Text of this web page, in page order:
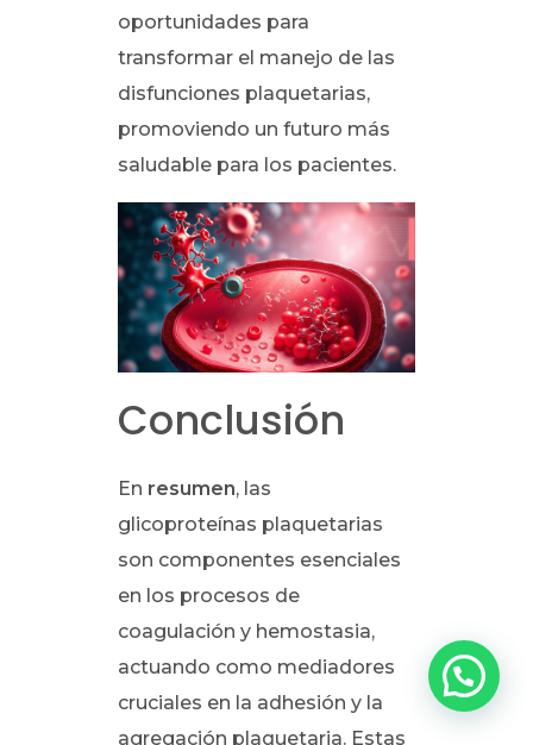
oportunidades para
transformar el manejo de las
disfunciones plaquetarias,
promoviendo un futuro más
saludable para los pacientes.
Conclusión
En resumen, las
glicoproteínas plaquetarias
son componentes esenciales
en los procesos de
coagulación y hemostasia,
actuando como mediadores
cruciales en la adhesión y la
agregación plaquetaria. Estas